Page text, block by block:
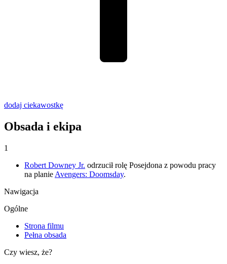
dodaj ciekawostkę
Obsada i ekipa
1
Robert Downey Jr. odrzucił rolę Posejdona z powodu pracy
na planie Avengers: Doomsday.
Nawigacja
Ogólne
Strona filmu
Pełna obsada
Czy wiesz, że?